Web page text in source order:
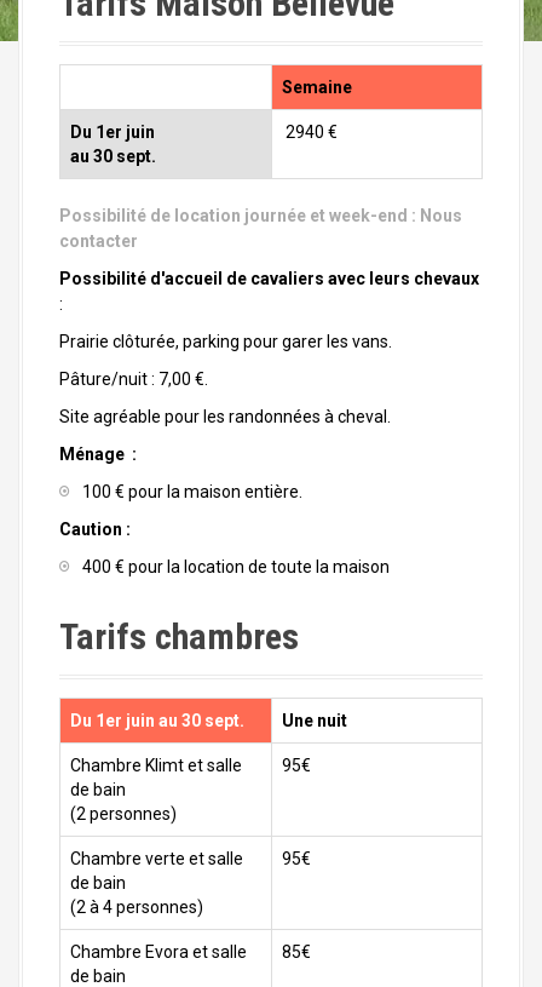
Semaine
Du 1er juin
au 30 sept.
2940 €
Possibilité de location journée et week-end : Nous
contacter
Possibilité d'accueil de cavaliers avec leurs chevaux
:
Prairie clôturée, parking pour garer les vans.
Pâture/nuit : 7,00 €.
Site agréable pour les randonnées à cheval.
Ménage :
100 € pour la maison entière.
Caution :
400 € pour la location de toute la maison
Tarifs chambres
Du 1er juin au 30 sept. Une nuit
Chambre Klimt et salle
de bain
(2 personnes)
95€
Chambre verte et salle
de bain
(2 à 4 personnes)
95€
Chambre Evora et salle
de bain
85€